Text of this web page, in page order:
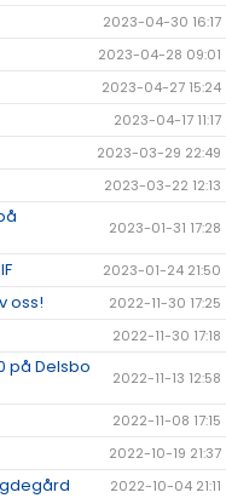
2023-04-30 16:17
2023-04-28 09:01
2023-04-27 15:24
2023-04-17 11:17
2023-03-29 22:49
2023-03-22 12:13
2023-01-31 17:28
2023-01-24 21:50
oss! 2022-11-30 17:25
2022-11-30 17:18
på Delsbo
2022-11-13 12:58
2022-11-08 17:15
2022-10-19 21:37
2022-10-04 21:11